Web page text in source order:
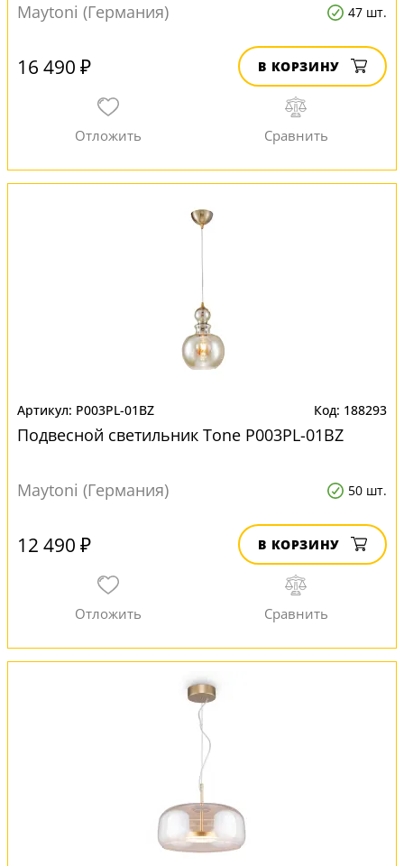
Maytoni (Германия) 47 шт.
16 490 ₽ В КОРЗИНУ
P003PL-01BZ 188293
Подвесной светильник Tone P003PL-01BZ
Maytoni (Германия) 50 шт.
12 490 ₽ В КОРЗИНУ